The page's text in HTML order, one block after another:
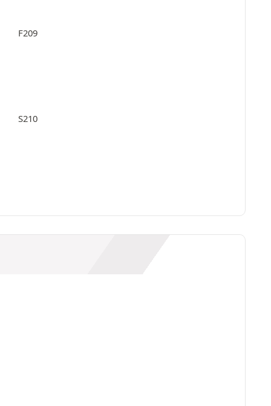
F209
S210